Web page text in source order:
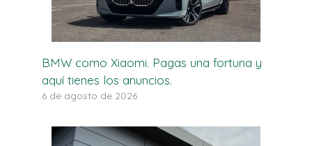
BMW como Xiaomi. Pagas una fortuna y
aquí tienes los anuncios.
6 de agosto de 2026